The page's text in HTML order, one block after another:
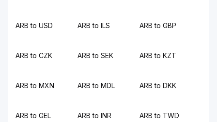
ARB to USD ARB to ILS ARB to GBP
ARB to CZK ARB to SEK ARB to KZT
ARB to MXN ARB to MDL ARB to DKK
ARB to GEL ARB to INR ARB to TWD